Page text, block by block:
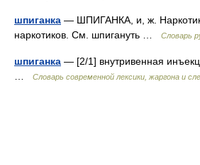
шпиганка — ШПИГАНКА, и, ж.
наркотиков. См. шпигануть …
Словарь
шпиганка — [2/1] внутривенная
Cловарь современной лексики, жаргона и